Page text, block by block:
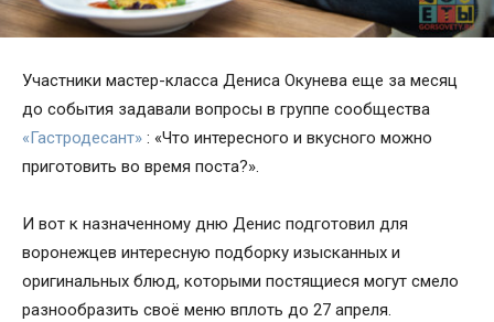
Участники мастер-класса Дениса Окунева еще за месяц
до события задавали вопросы в группе сообщества
«Гастродесант» : «Что интересного и вкусного можно
приготовить во время поста?».
И вот к назначенному дню Денис подготовил для
воронежцев интересную подборку изысканных и
оригинальных блюд, которыми постящиеся могут смело
разнообразить своё меню вплоть до 27 апреля.